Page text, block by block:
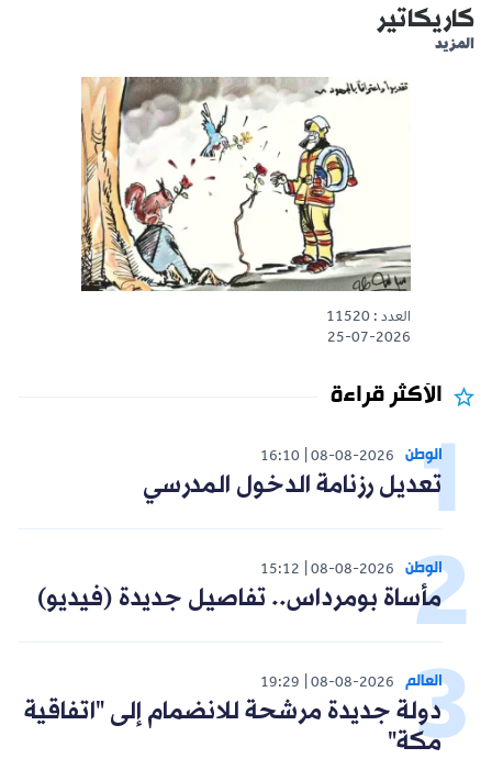
كاريكاتير
المزيد
العدد : 11520
25-07-2026
الأكثر قراءة
الوطن 08-08-2026
16:10
تعديل رزنامة الدخول المدرسي
الوطن 08-08-2026
15:12
مأساة بومرداس.. تفاصيل جديدة (فيديو)
العالم 08-08-2026
19:29
دولة جديدة مرشحة للانضمام إلى "اتفاقية
مكة"